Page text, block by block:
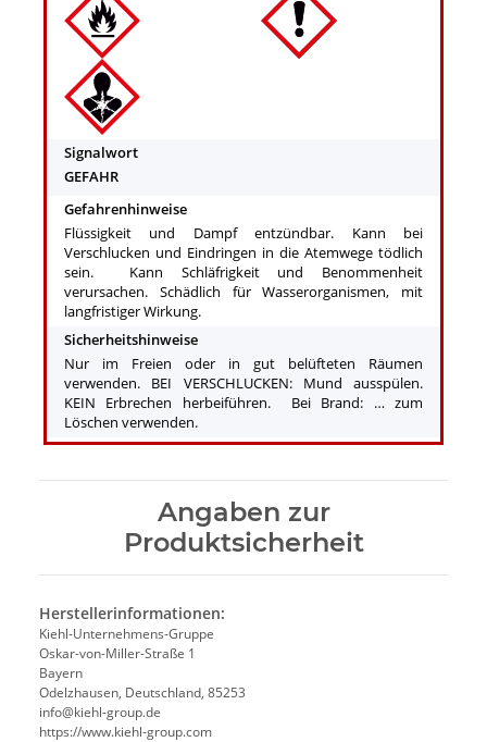
Signalwort
GEFAHR
Gefahrenhinweise
Flüssigkeit und Dampf entzündbar. Kann bei
Verschlucken und Eindringen in die Atemwege tödlich
sein. Kann Schläfrigkeit und Benommenheit
verursachen. Schädlich für Wasserorganismen, mit
langfristiger Wirkung.
Sicherheitshinweise
Nur im Freien oder in gut belüfteten Räumen
verwenden. BEI VERSCHLUCKEN: Mund ausspülen.
KEIN Erbrechen herbeiführen. Bei Brand: … zum
Löschen verwenden.
Angaben zur
Produktsicherheit
Herstellerinformationen:
Kiehl-Unternehmens-Gruppe
Oskar-von-Miller-Straße 1
Bayern
Odelzhausen, Deutschland, 85253
info@kiehl-group.de
https://www.kiehl-group.com